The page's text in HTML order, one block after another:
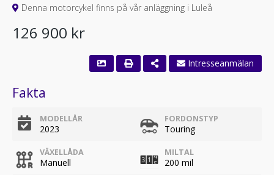
Denna motorcykel finns på vår anläggning i Luleå
126 900 kr
Fakta
MODELLÅR
2023
FORDONSTYP
Touring
VÄXELLÅDA
Manuell
MILTAL
200 mil